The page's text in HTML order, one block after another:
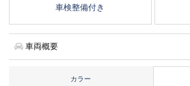
車検整備付き
車両概要
カラー